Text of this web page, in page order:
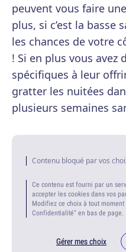
peuvent vous faire
plus, si c’est la basse
les chances de votre
! Si en plus vous avez
spécifiques à leur
gratter les nuitées
plusieurs semaines
Contenu bloqué par vos
Ce contenu est fourni par un
accepter les cookies dans vos
Modifiez ce choix à tout
Confidentialité" en bas de page.
Gérer mes choix